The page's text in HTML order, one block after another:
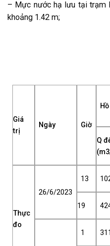
– Mực nước hạ lưu tại trạm
khoảng 1.42 m;
Giá
trị
Ngày Giờ
Q
Thực
đo
26/6/2023
13
19
1 311